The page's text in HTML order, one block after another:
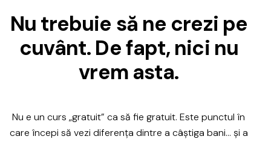
Nu trebuie să ne crezi pe
cuvânt. Defapt, nici nu
vrem asta.
Nu e un curs „gratuit” ca să fie gratuit. Este punctul în
care începi să vezi diferența dintre a câștiga bani… și a